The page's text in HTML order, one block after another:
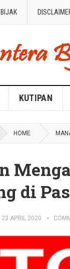
KUTIPAN
HOME
di
23 APRIL 2020